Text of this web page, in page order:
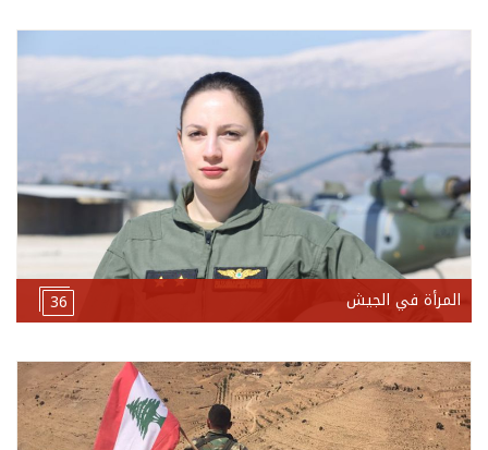
المرأة في الجيش 36